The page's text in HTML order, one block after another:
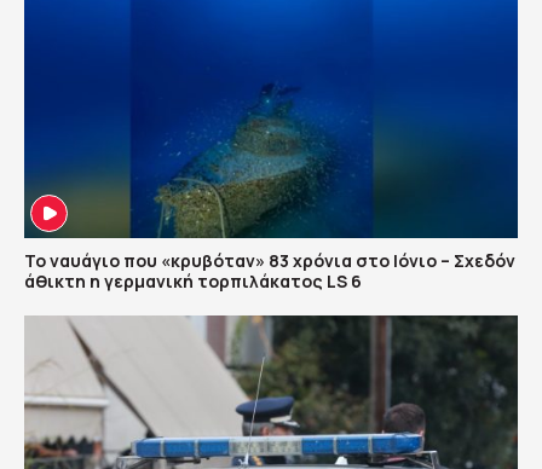
Το ναυάγιο που «κρυβόταν» 83 χρόνια στο Ιόνιο – Σχεδόν
άθικτη η γερμανική τορπιλάκατος LS 6